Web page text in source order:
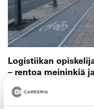
Logistiikan
– rentoa meininkiä
29.3.2022 TARINAT